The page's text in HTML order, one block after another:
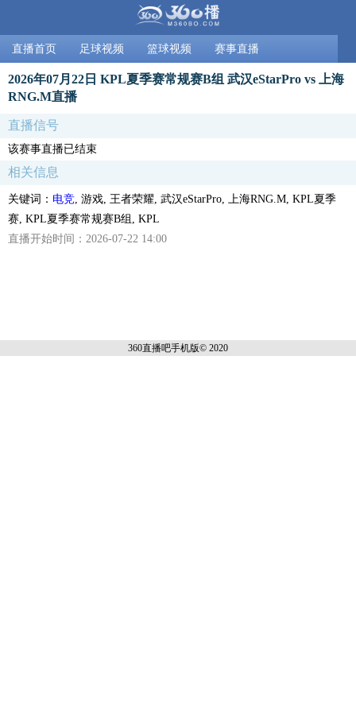
直播首页 足球视频 篮球视频 赛事直播
2026年07月22日 KPL夏季赛常规赛B组 武汉eStarPro vs 上海
RNG.M直播
直播信号
该赛事直播已结束
相关信息
关键词： 电竞 , 游戏, 王者荣耀, 武汉eStarPro, 上海RNG.M, KPL夏季
赛, KPL夏季赛常规赛B组, KPL
直播开始时间：2026-07-22 14:00
360直播吧手机版© 2020